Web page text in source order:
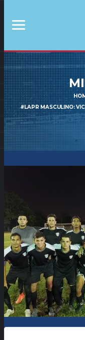
#LAPR MASCULINO: